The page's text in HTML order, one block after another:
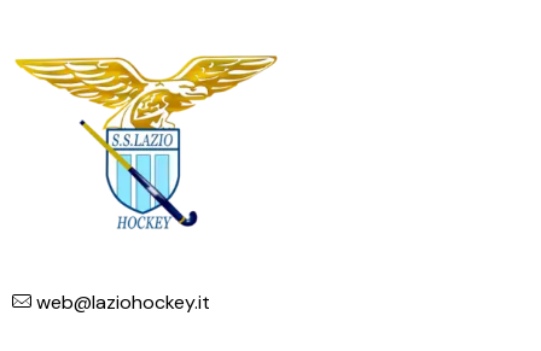
web@laziohockey.it